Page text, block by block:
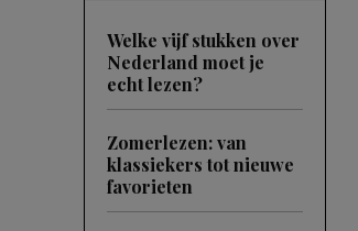
Welke vijf stukken over
Nederland moet je
echt lezen?
Zomerlezen: van
klassiekers tot nieuwe
favorieten